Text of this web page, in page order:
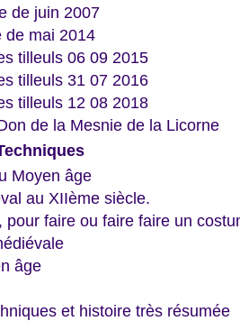
de juin 2007
de mai 2014
tilleuls 06 09 2015
tilleuls 31 07 2016
tilleuls 12 08 2018
de la Mesnie de la Licorne
Moyen âge
au XIIème siècle.
pour faire ou faire faire un
âge
et histoire très résumée